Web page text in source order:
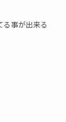
事が出来る